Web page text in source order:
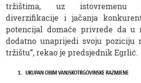
tržištima, uz istovremenu
diverzifikacije i jačanja
potencijal domaće privrede da u
dodatno unaprijedi svoju poziciju
tržištu”, rekao je predsjednik Egrlić.